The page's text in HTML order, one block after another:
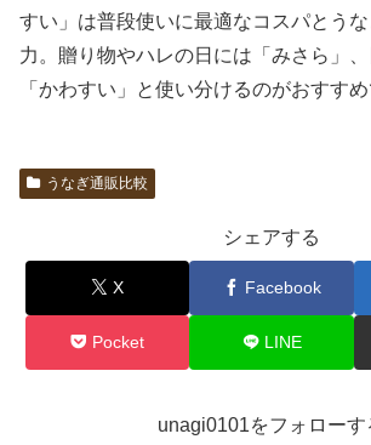
すい」は普段使いに最適なコスパとう
力。贈り物やハレの日には「みさら」
「かわすい」と使い分けるのがおすすめ
うなぎ通販比較
シェアする
X Facebook
Pocket LINE
unagi0101をフォローす